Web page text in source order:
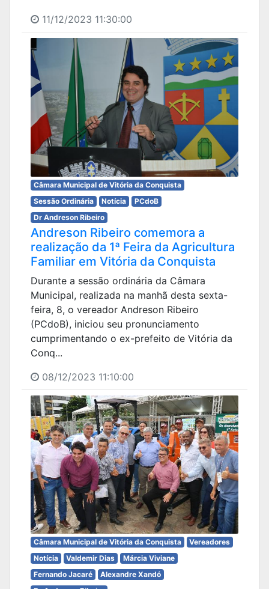
11/12/2023 11:30:00
Câmara Municipal de Vitória da Conquista
Sessão Ordinária
Notícia
PCdoB
Dr Andreson Ribeiro
Andreson Ribeiro comemora a
realização da 1ª Feira da Agricultura
Familiar em Vitória da Conquista
Durante a sessão ordinária da Câmara
Municipal, realizada na manhã desta sexta-
feira, 8, o vereador Andreson Ribeiro
(PCdoB), iniciou seu pronunciamento
cumprimentando o ex-prefeito de Vitória da
Conq...
08/12/2023 11:10:00
Câmara Municipal de Vitória da Conquista
Vereadores
Notícia
Valdemir Dias
Márcia Viviane
Fernando Jacaré
Alexandre Xandó